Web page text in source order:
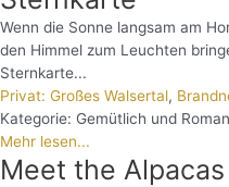
Wenn die Sonne langsam am
den Himmel zum Leuchten
Sternkarte...
Privat: Großes Walsertal,
Kategorie: Gemütlich und
Mehr lesen...
Meet the Alpacas